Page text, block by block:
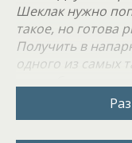
Шеклак нужно
такое, но готова
Получить в
одного из самых
легких. Он еще и
говорите? Да,